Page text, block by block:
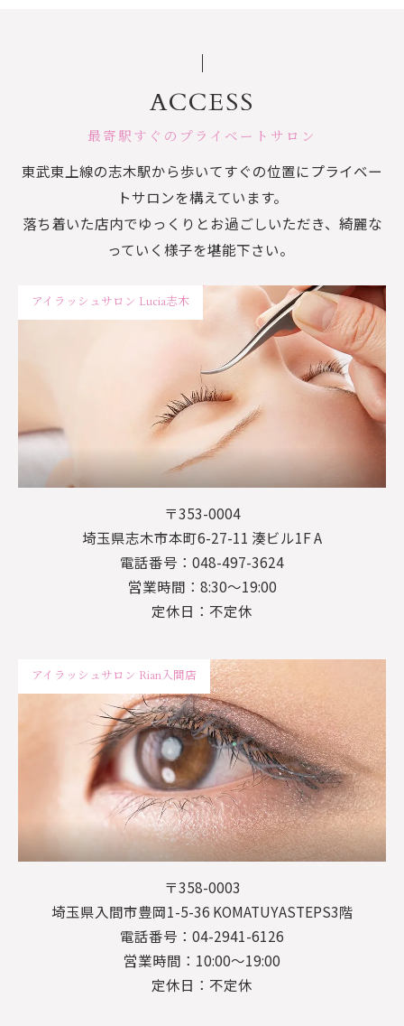
最寄駅すぐのプライベートサロン
ACCESS
東武東上線の志木駅から歩いてすぐの位置にプライベー
トサロンを構えています。
落ち着いた店内でゆっくりとお過ごしいただき、綺麗な
っていく様子を堪能下さい。
アイラッシュサロン Lucia志木
〒353-0004
埼玉県志木市本町6-27-11 湊ビル1F A
電話番号：048-497-3624
営業時間：8:30～19:00
定休日：不定休
アイラッシュサロン Rian入間店
〒358-0003
埼玉県入間市豊岡1-5-36 KOMATUYASTEPS3階
電話番号：04-2941-6126
営業時間：10:00～19:00
定休日：不定休